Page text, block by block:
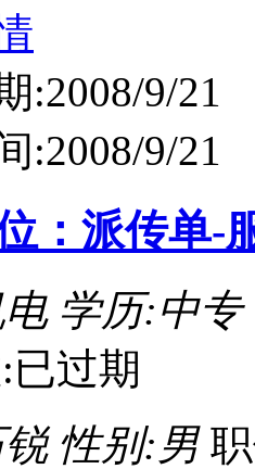
:2008/9/21
:2008/9/21
：派传单-
学历:中专
过期
性别:男职